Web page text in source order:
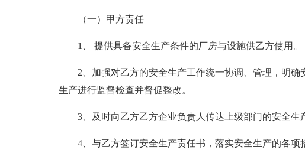
（一）甲方责任
1、 提供具备安全生产条件的厂房与设施供乙方使用。
2、加强对乙方的安全生产工作统一协调、管理，明
生产进行监督检查并督促整改。
3、及时向乙方乙方企业负责人传达上级部门的安全生
4、与乙方签订安全生产责任书，落实安全生产的各项